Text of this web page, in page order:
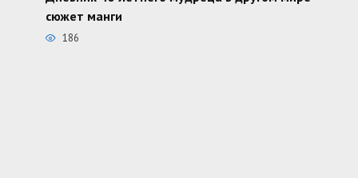
сюжет манги
186